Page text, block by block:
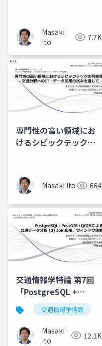
Masaki
Ito
7.7K
専門性の高い領域にお
けるシビックテックの
を通して
Masaki Ito 664
交通情報学特論 第7回
「PostgreSQL +
PostGIS + QGIS による
公共交通データ分析
3」講師：伊藤昌毅
交通情報学特論
Masaki
Ito
12.1K